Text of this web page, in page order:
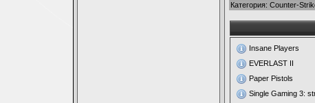
Категория: Counter-
Insane Players
EVERLAST II
Paper Pistols
Single Gaming 3: